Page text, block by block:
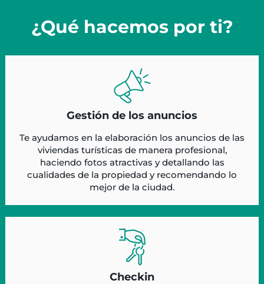
¿Qué hacemos por ti?
Gestión de los anuncios
Te ayudamos en la elaboración los anuncios de las
viviendas turísticas de manera profesional,
haciendo fotos atractivas y detallando las
cualidades de la propiedad y recomendando lo
mejor de la ciudad.
Checkin